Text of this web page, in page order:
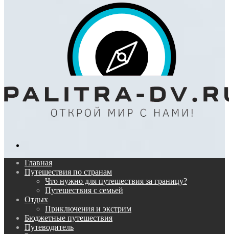
Главная
Путешествия по странам
Что нужно для путешествия за границу?
Путешествия с семьей
Отдых
Приключения и экстрим
Бюджетные путешествия
Путеводитель